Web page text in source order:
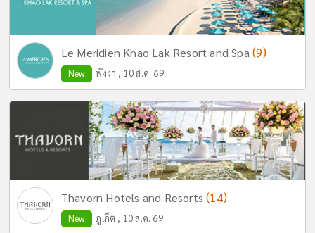
Le Meridien Khao Lak Resort and Spa (9)
New พังงา , 10 ส.ค. 69
Thavorn Hotels and Resorts(14)
New ภูเก็ต , 10 ส.ค. 69